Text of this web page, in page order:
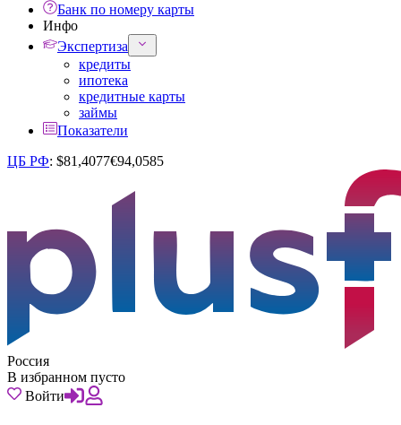
Банк по номеру карты
Инфо
Экспертиза
кредиты
ипотека
кредитные карты
займы
Показатели
ЦБ РФ: $81,4077€94,0585
Россия
В избранном пусто
Войти